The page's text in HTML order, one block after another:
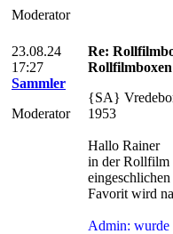
Moderator
23.08.24
17:27
Sammler
Moderator
Re:
Rollfilmboxen
{SA}
1953
Hallo Rainer
in der Rollfilm
eingeschlichen
Favorit wird
Admin: wurde